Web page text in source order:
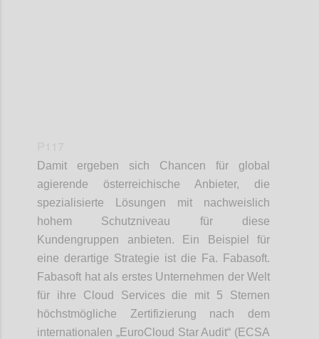
Damit ergeben sich Chancen für global
agierende österreichische Anbieter, die
spezialisierte Lösungen mit nachweislich
hohem Schutzniveau für diese
Kundengruppen anbieten. Ein Beispiel für
eine derartige Strategie ist die Fa. Fabasoft.
Fabasoft hat als erstes Unternehmen der Welt
für ihre Cloud Services die mit 5 Sternen
höchstmögliche Zertifizierung nach dem
internationalen „EuroCloud Star Audit“ (ECSA